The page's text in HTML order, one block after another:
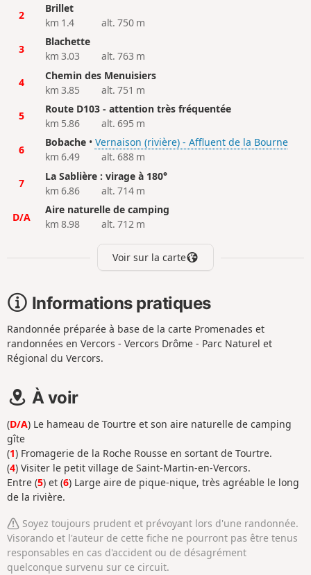
2
Brillet
km 1.4
alt. 750 m
3
Blachette
km 3.03
alt. 763 m
4
Chemin des Menuisiers
km 3.85
alt. 751 m
5
Route D103 - attention très fréquentée
km 5.86
alt. 695 m
6
Bobache• Vernaison (rivière) - Affluent de la Bourne
km 6.49
alt. 688 m
7
La Sablière : virage à 180°
km 6.86
alt. 714 m
D/A
Aire naturelle de camping
km 8.98
alt. 712 m
Voir sur la carte
Informations pratiques
Randonnée préparée à base de la carte Promenades et
randonnées en Vercors - Vercors Drôme - Parc Naturel et
Régional du Vercors.
À voir
(D/A) Le hameau de Tourtre et son aire naturelle de camping
gîte
(1) Fromagerie de la Roche Rousse en sortant de Tourtre.
(4) Visiter le petit village de Saint-Martin-en-Vercors.
Entre (5) et (6) Large aire de pique-nique, très agréable le long
de la rivière.
Soyez toujours prudent et prévoyant lors d'une randonnée.
Visorando et l'auteur de cette fiche ne pourront pas être tenus
responsables en cas d'accident ou de désagrément
quelconque survenu sur ce circuit.